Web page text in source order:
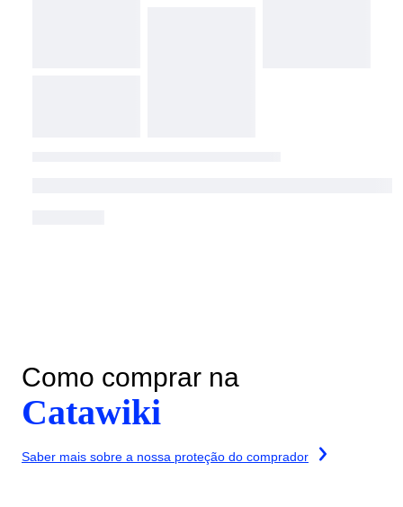
Como comprar na
Catawiki
Saber mais sobre a nossa proteção do comprador